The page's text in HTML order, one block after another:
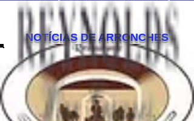
ESTE SITE É UM COMPLEMENTO DIÁRIO
DA
EDIÇÃO MENSAL EM PAPEL DO JORNAL
NOTÍCIAS DE ARRONCHES